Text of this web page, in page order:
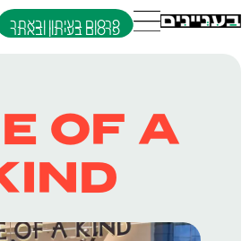
פרסום בעיתון ובאתר
OF A